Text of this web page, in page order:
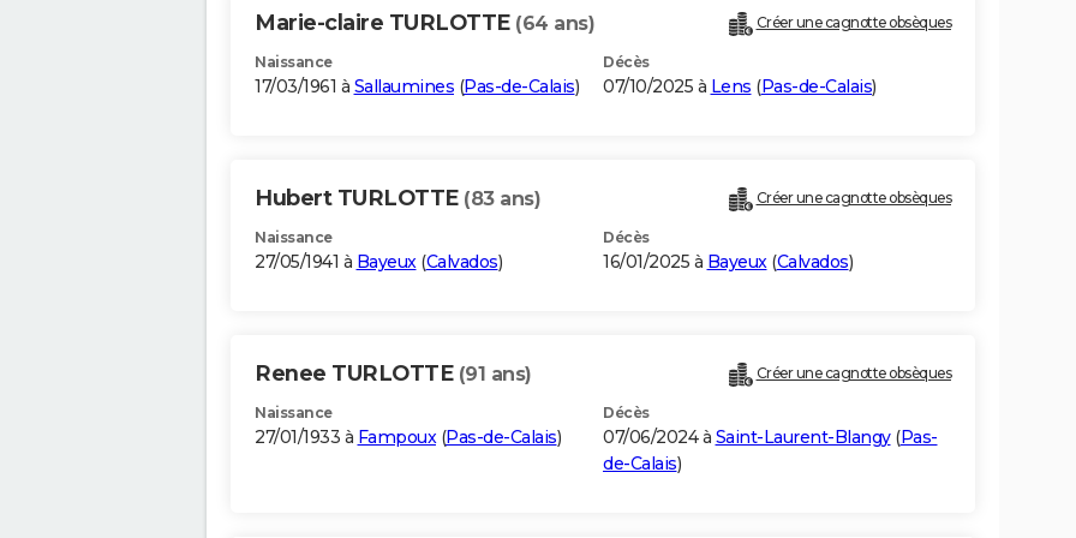
Marie-claire TURLOTTE (64 ans) Créer une cagnotte obsèques
Naissance
17/03/1961 à Sallaumines (Pas-de-Calais)
Décès
07/10/2025 à Lens (Pas-de-Calais)
Hubert TURLOTTE (83 ans) Créer une cagnotte obsèques
Naissance
27/05/1941 à Bayeux(Calvados)
Décès
16/01/2025 à Bayeux(Calvados)
Renee TURLOTTE (91 ans) Créer une cagnotte obsèques
Naissance
27/01/1933 à Fampoux(Pas-de-Calais)
Décès
07/06/2024 à Saint-Laurent-Blangy(Pas-
de-Calais)